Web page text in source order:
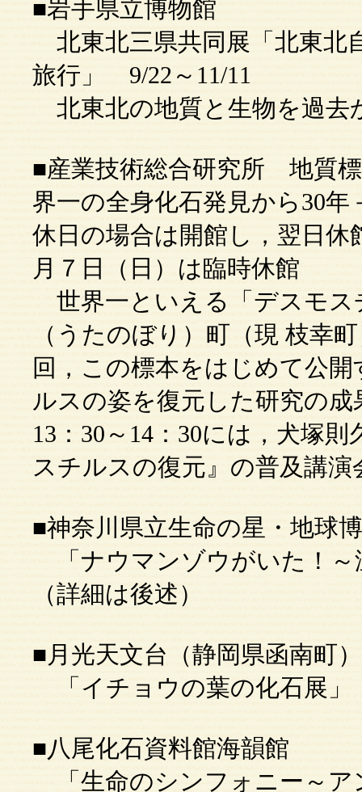
■岩手県立博物館
北東北三県共同展「北東北
旅行」 9/22～11/11
北東北の地質と生物を過去
■産業技術総合研究所 地質
界一の全身化石発見から30
休日の場合は開館し，翌日
月７日（日）は臨時休館
世界一といえる「デスモス
（うたのぼり）町（現 枝幸
回，この標本をはじめて公
ルスの姿を復元した研究の
13：30～14：30には，犬塚
スチルスの復元』の普及講
■神奈川県立生命の星・地球
「ナウマンゾウがいた！
（詳細は後述）
■月光天文台（静岡県函南
「イチョウの葉の化石展」
■八尾化石資料館海韻館
「生命のシンフォニー～